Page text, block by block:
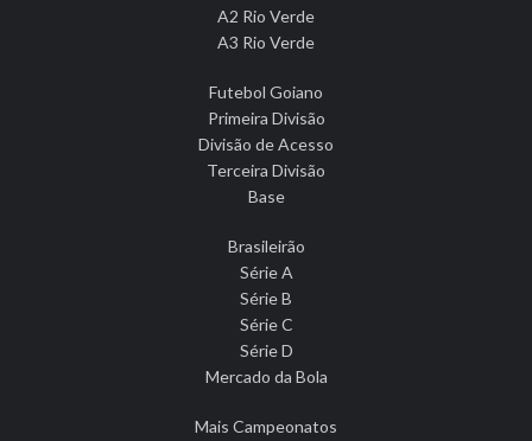
A2 Rio Verde
A3 Rio Verde
Futebol Goiano
Primeira Divisão
Divisão de Acesso
Terceira Divisão
Base
Brasileirão
Série A
Série B
Série C
Série D
Mercado da Bola
Mais Campeonatos